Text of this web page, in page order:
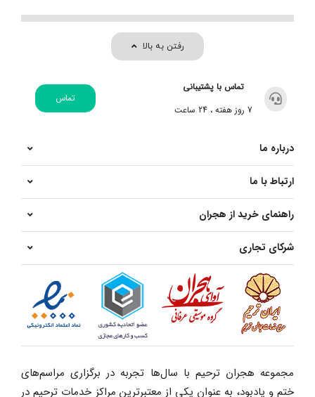
رفتن به بالا
تماس با پشتیبانی
7 روز هفته ، 24 ساعت
تماس
درباره ما
ارتباط با ما
راهنمای خرید از هجران
شرکای تجاری
مجموعه هجران ترحیم با سال‌ها تجربه در برگزاری مراسم‌های
ختم و یادبود، به عنوان یکی از معتبرترین مراکز خدمات ترحیم در